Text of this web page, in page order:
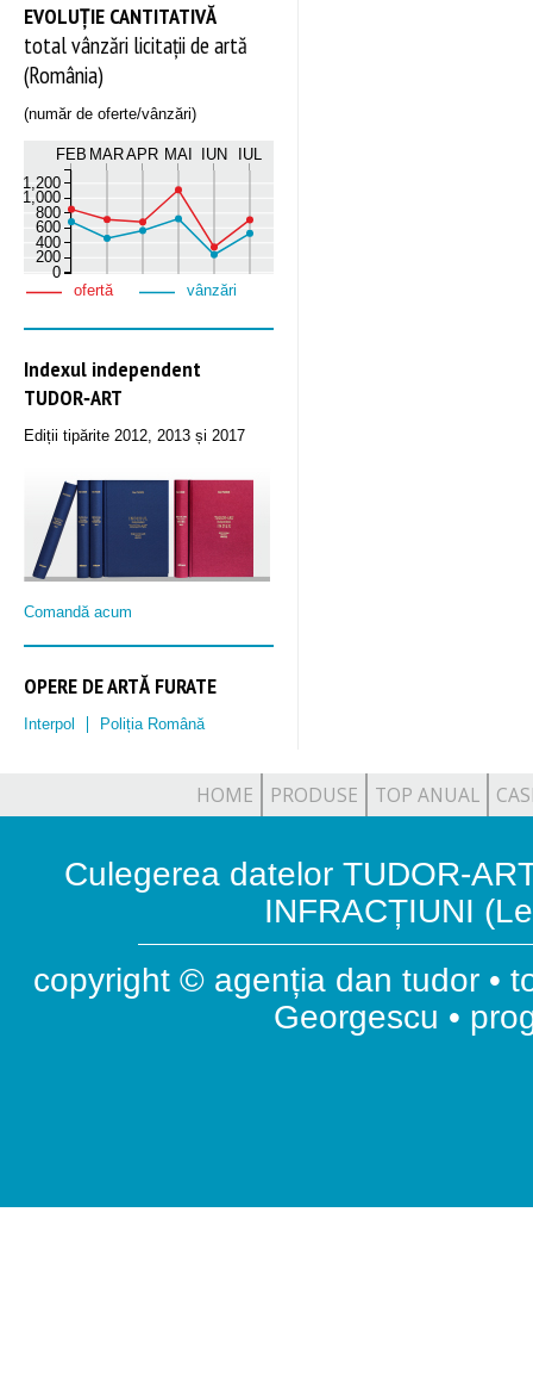
EVOLUȚIE CANTITATIVĂ
total vânzări licitații de artă
(România)
(număr de oferte/vânzări)
FEB MARAPR MAI IUN IUL
0
200
400
600
800
1,000
1,200
ofertă vânzări
Indexul independent
TUDOR‑ART
Ediții tipărite 2012, 2013 și 2017
Comandă acum
OPERE DE ARTĂ FURATE
Interpol Poliția Română
HOME PRODUSE TOP ANUAL
Culegerea datelor TUDOR-
INFRACȚIUNI
copyright © agenția dan tudor •
Georgescu •